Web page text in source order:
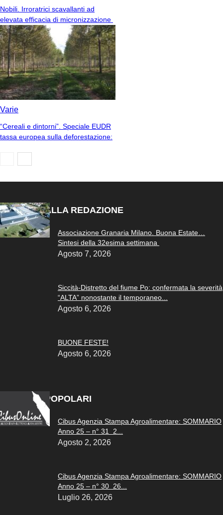
Nobili. Irroratrici scavallanti ad
elevata efficacia di micronizzazione
Varie
“Cereali e dintorni”. Speciale EUDR
tassa europea sulla deforestazione:
SCELTO DALLA REDAZIONE
Associazione Granaria Milano. Buona Estate…
Sintesi della 32esima settimana
Agosto 7, 2026
Siccità-Distretto del fiume Po: confermata la severità
“ALTA” nonostante il temporaneo...
Agosto 6, 2026
BUONE FESTE!
Agosto 6, 2026
ARTICOLI POPOLARI
Cibus Agenzia Stampa Agroalimentare: SOMMARIO
Anno 25 – n° 31 2...
Agosto 2, 2026
Cibus Agenzia Stampa Agroalimentare: SOMMARIO
Anno 25 – n° 30 26...
Luglio 26, 2026